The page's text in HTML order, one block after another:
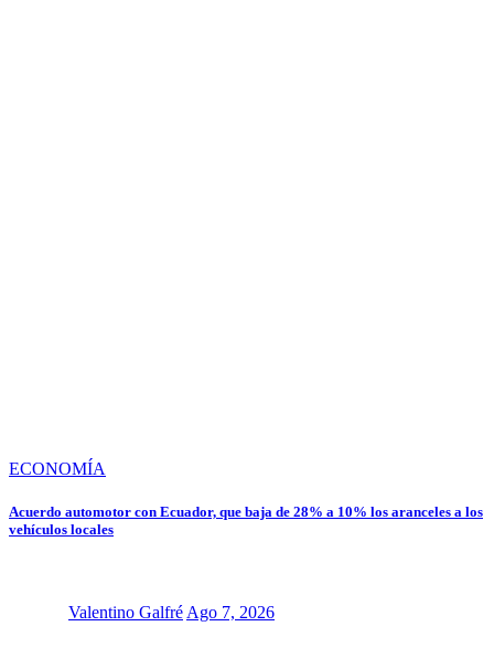
ECONOMÍA
Acuerdo automotor con Ecuador, que baja de 28% a 10% los aranceles a los
vehículos locales
Valentino Galfré Ago 7, 2026